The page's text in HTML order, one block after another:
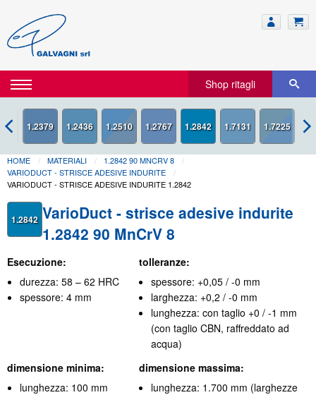
Shop ritagli
1.2842
HOME MATERIALI
1.2842 90 MNCRV 8
VARIODUCT - STRISCE ADESIVE INDURITE
VARIODUCT - STRISCE ADESIVE INDURITE 1.2842
1.2842 VarioDuct - strisce adesive indurite
1.2842 90 MnCrV 8
Esecuzione:
durezza: 58 – 62 HRC
spessore: 4 mm
tolleranze:
spessore: +0,05 / -0 mm
larghezza: +0,2 / -0 mm
lunghezza: con taglio +0 / -1 mm
(con taglio CBN, raffreddato ad
acqua)
dimensione minima:
lunghezza: 100 mm
dimensione massima:
lunghezza: 1.700 mm (larghezze